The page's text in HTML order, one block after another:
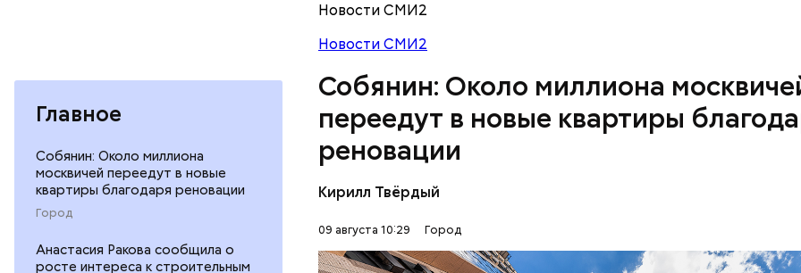
Главное
Собянин: Около миллиона
москвичей переедут в новые
квартиры благодаря реновации
Город
Анастасия Ракова сообщила о
росте интереса к строительным
Новости СМИ2
Новости СМИ2
Собянин: Около миллиона
переедут в новые квартиры
реновации
Кирилл Твёрдый
09 августа 10:29 Город
— Спасибо родным и близким, поддержка которых дает
трудиться. С Днем строителя, друзья! — написал глава
мессенджереМАКС